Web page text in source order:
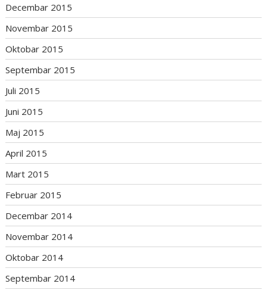
Decembar 2015
Novembar 2015
Oktobar 2015
Septembar 2015
Juli 2015
Juni 2015
Maj 2015
April 2015
Mart 2015
Februar 2015
Decembar 2014
Novembar 2014
Oktobar 2014
Septembar 2014